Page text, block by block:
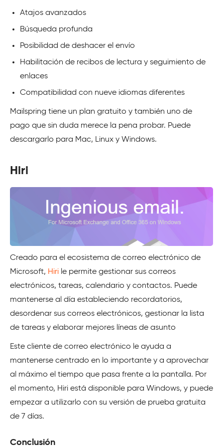
Atajos avanzados
Búsqueda profunda
Posibilidad de deshacer el envío
Habilitación de recibos de lectura y seguimiento de
enlaces
Compatibilidad con nueve idiomas diferentes
Mailspring tiene un plan gratuito y también uno de
pago que sin duda merece la pena probar. Puede
descargarlo para Mac, Linux y Windows.
Hiri
Creado para el ecosistema de correo electrónico de
Microsoft, Hiri le permite gestionar sus correos
electrónicos, tareas, calendario y contactos. Puede
mantenerse al día estableciendo recordatorios,
desordenar sus correos electrónicos, gestionar la lista
de tareas y elaborar mejores líneas de asunto
Este cliente de correo electrónico le ayuda a
mantenerse centrado en lo importante y a aprovechar
al máximo el tiempo que pasa frente a la pantalla. Por
el momento, Hiri está disponible para Windows, y puede
empezar a utilizarlo con su versión de prueba gratuita
de 7 días.
Conclusión